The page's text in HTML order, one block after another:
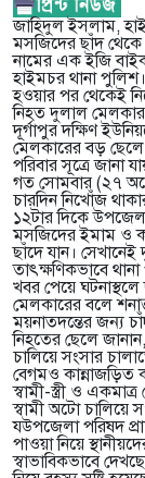
জাহিদুল ইসলাম,
মসজিদের ছাঁদ
নামের এক ইজি
হাইমচর থানা
হওয়ার পর থেকেই
নিহত দুলাল
দূর্গাপুর দক্ষিণ
মেলকারের বড়
পরিবার সূত্রে জানা
গত সোমবার (২৭
চারদিন নিখোঁজ
১২টার দিকে
মসজিদের ইমাম ও
ছাঁদে যান।
তাৎক্ষণিকভাবে
খবর পেয়ে
মেলকারের বলে
ময়নাতদন্তের জন্য
নিহতের ছেলে
চালিয়ে সংসার
বেগমও কান্নাজড়িত
স্বামী-স্ত্রী ও
স্বামী অটো চালিয়ে
যউপজেলা পরিষদ
পাওয়া নিয়ে
স্বাভাবিকভাবে